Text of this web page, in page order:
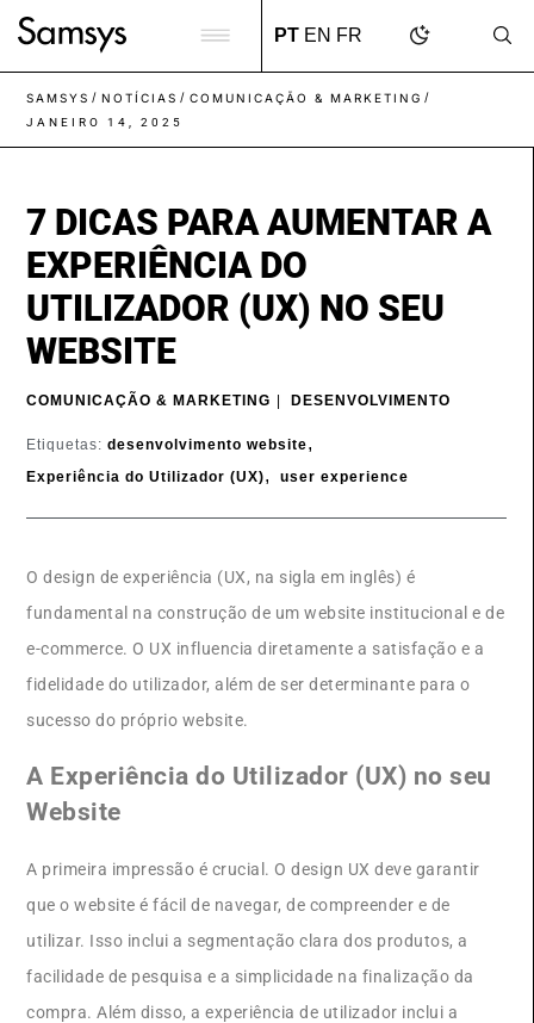
PT EN FR
SAMSYS / NOTÍCIAS / COMUNICAÇÃO & MARKETING /
JANEIRO 14, 2025
7 DICAS PARA AUMENTAR A
EXPERIÊNCIA DO
UTILIZADOR (UX) NO SEU
WEBSITE
COMUNICAÇÃO & MARKETING | DESENVOLVIMENTO
Etiquetas:desenvolvimento website,
Experiência do Utilizador (UX), user experience
O design de experiência (UX, na sigla em inglês) é
fundamental na construção de um website institucional e de
e-commerce. O UX influencia diretamente a satisfação e a
fidelidade do utilizador, além de ser determinante para o
sucesso do próprio website.
A Experiência do Utilizador (UX) no seu
Website
A primeira impressão é crucial. O design UX deve garantir
que o website é fácil de navegar, de compreender e de
utilizar. Isso inclui a segmentação clara dos produtos, a
facilidade de pesquisa e a simplicidade na finalização da
compra. Além disso, a experiência de utilizador inclui a